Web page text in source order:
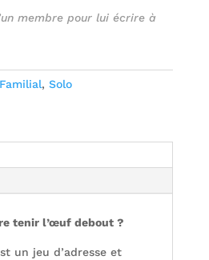
membre pour lui écrire à
Familial, Solo
tenir l’œuf debout ?
un jeu d’adresse et